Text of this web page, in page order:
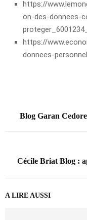
https://
on-des-donnees-
https://
donnees-
Blog Garan
Cécile Briat Blog :
A LIRE AUSSI